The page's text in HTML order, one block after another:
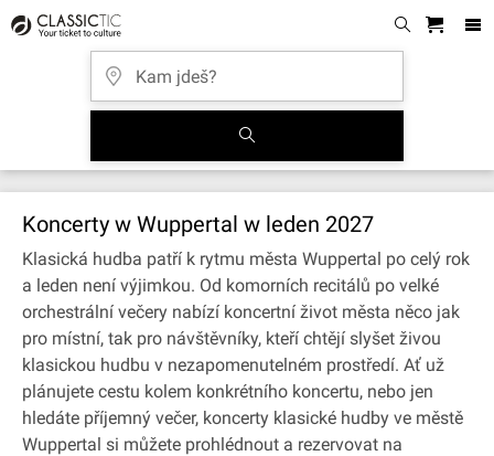
Koncerty w Wuppertal w leden 2027
Klasická hudba patří k rytmu města Wuppertal po celý rok
a leden není výjimkou. Od komorních recitálů po velké
orchestrální večery nabízí koncertní život města něco jak
pro místní, tak pro návštěvníky, kteří chtějí slyšet živou
klasickou hudbu v nezapomenutelném prostředí. Ať už
plánujete cestu kolem konkrétního koncertu, nebo jen
hledáte příjemný večer, koncerty klasické hudby ve městě
Wuppertal si můžete prohlédnout a rezervovat na